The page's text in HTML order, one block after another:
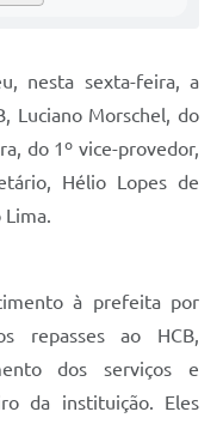
nesta sexta-feira, a
Luciano Morschel, do
do 1º vice-provedor,
Hélio Lopes de
Lima.
à prefeita por
repasses ao HCB,
dos serviços e
da instituição. Eles